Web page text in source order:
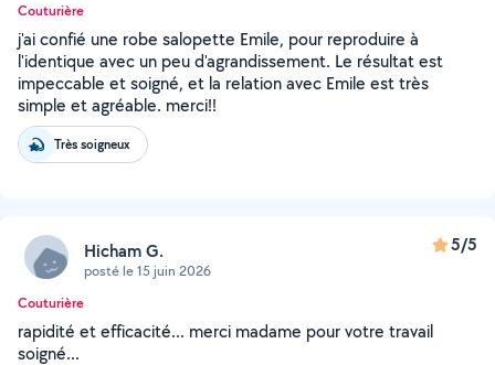
Couturière
j'ai confié une robe salopette Emile, pour reproduire à
l'identique avec un peu d'agrandissement. Le résultat est
impeccable et soigné, et la relation avec Emile est très
simple et agréable. merci!!
Très soigneux
Hicham G.
posté le 15 juin 2026
5/5
Couturière
rapidité et efficacité... merci madame pour votre travail
soigné...